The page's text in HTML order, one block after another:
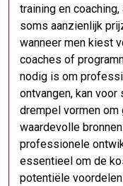
training en
soms aanzienlijk
wanneer men kiest
coaches of
nodig is om
ontvangen, kan
drempel vormen om
waardevolle
professionele
essentieel om de
potentiële